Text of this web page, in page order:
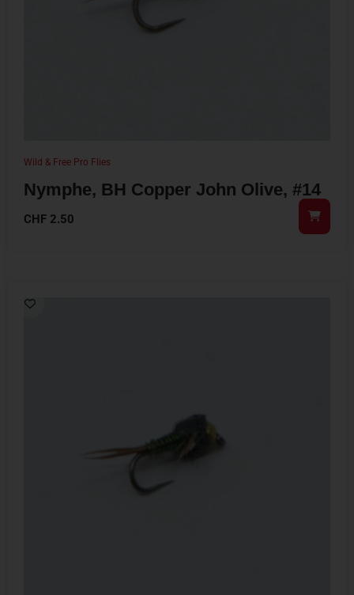
Wild & Free Pro Flies
Nymphe, BH Copper John Olive, #14
CHF 2.50